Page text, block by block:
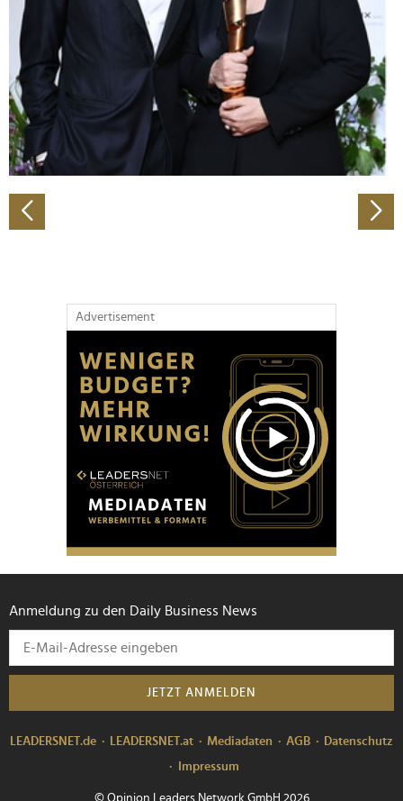
Wir verwenden Cookies, um Inhalte und Anzeigen zu
personalisieren, Funktionen für soziale Medien anbieten
zu können und die Zugriffe auf unsere Website zu
analysieren. Außerdem geben wir Informationen zu Ihrer
Verwendung unserer Website an unsere Partner für
soziale Medien, Werbung und Analysen weiter. Unsere
Partner führen diese Informationen möglicherweise mit
haben oder die sie im Rahmen Ihrer Nutzung der Dienste
gesammelt haben.
Advertisement
Anmeldung zu den Daily Business News
JETZT ANMELDEN
LEADERSNET.de LEADERSNET.at Mediadaten AGB
Datenschutz
Impressum